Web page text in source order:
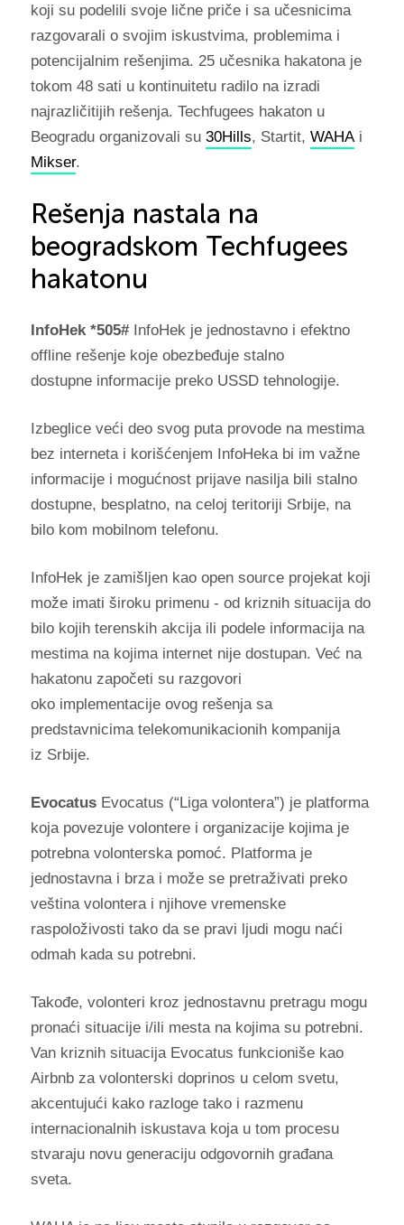
koji su podelili svoje lične priče i sa učesnicima
razgovarali o svojim iskustvima, problemima i
potencijalnim rešenjima. 25 učesnika hakatona je
tokom 48 sati u kontinuitetu radilo na izradi
najrazličitijih rešenja. Techfugees hakaton u
Beogradu organizovali su 30Hills, Startit, WAHAi
Mikser.
Rešenja nastala na
beogradskom Techfugees
hakatonu
InfoHek *505#InfoHek je jednostavno i efektno
offline rešenje koje obezbeđuje stalno
dostupne informacije preko USSD tehnologije.
Izbeglice veći deo svog puta provode na mestima
bez interneta i korišćenjem InfoHeka bi im važne
informacije i mogućnost prijave nasilja bili stalno
dostupne, besplatno, na celoj teritoriji Srbije, na
bilo kom mobilnom telefonu.
InfoHek je zamišljen kao open source projekat koji
može imati široku primenu - od kriznih situacija do
bilo kojih terenskih akcija ili podele informacija na
mestima na kojima internet nije dostupan. Već na
hakatonu započeti su razgovori
oko implementacije ovog rešenja sa
predstavnicima telekomunikacionih kompanija
iz Srbije.
EvocatusEvocatus (“Liga volontera”) je platforma
koja povezuje volontere i organizacije kojima je
potrebna volonterska pomoć. Platforma je
jednostavna i brza i može se pretraživati preko
veština volontera i njihove vremenske
raspoloživosti tako da se pravi ljudi mogu naći
odmah kada su potrebni.
Takođe, volonteri kroz jednostavnu pretragu mogu
pronaći situacije i/ili mesta na kojima su potrebni.
Van kriznih situacija Evocatus funkcioniše kao
Airbnb za volonterski doprinos u celom svetu,
akcentujući kako razloge tako i razmenu
internacionalnih iskustava koja u tom procesu
stvaraju novu generaciju odgovornih građana
sveta.